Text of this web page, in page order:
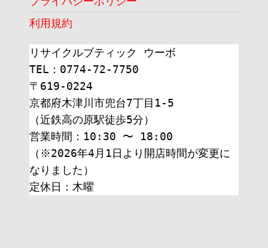
利用規約
リサイクルブティック ウーボ
TEL：0774-72-7750
〒619-0224
京都府木津川市兜台7丁目1-5
（近鉄高の原駅徒歩5分）
営業時間：10:30 〜 18:00
（※2026年4月1日より開店時間が変更に
なりました）
定休日：木曜